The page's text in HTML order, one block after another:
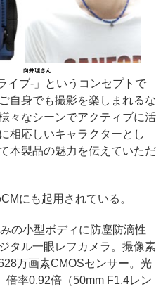
向井理さん
ブ-」というコンセプトで
自身でも撮影を楽しまれるな
々なシーンでアクティブに活
相応しいキャラクターとし
本製品の魅力を伝えていただ
にも起用されている。
の小型ボディに防塵防滴性
タル一眼レフカメラ。撮像素
万画素CMOSセンサー。光
倍率0.92倍（50mm F1.4レン